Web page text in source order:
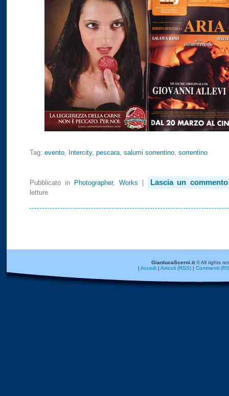
Tag: evento, Intercity, pescara, salumi sorrentino, sorrentino
Pubblicato in Photographer, Works Lascia un
letture
GianlucaScerni.it© All rights
| Accedi| Articoli (RSS)| Commenti